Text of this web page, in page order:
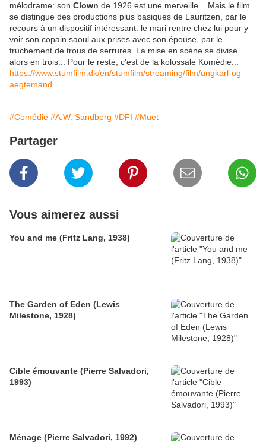
mélodrame: son Clown de 1926 est une merveille... Mais le film
se distingue des productions plus basiques de Lauritzen, par le
recours à un dispositif intéressant: le mari rentre chez lui pour y
voir son copain saoul aux prises avec son épouse, par le
truchement de trous de serrures. La mise en scène se divise
alors en trois... Pour le reste, c'est de la kolossale Komédie...
https://www.stumfilm.dk/en/stumfilm/streaming/film/ungkarl-og-
aegtemand
#Comédie #A.W. Sandberg #DFI #Muet
Partager
Vous aimerez aussi
You and me (Fritz Lang, 1938)
The Garden of Eden (Lewis
Milestone, 1928)
Cible émouvante (Pierre Salvadori,
1993)
Ménage (Pierre Salvadori, 1992)